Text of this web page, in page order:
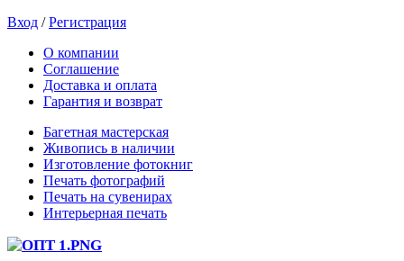
Вход /Регистрация
О компании
Соглашение
Доставка и оплата
Гарантия и возврат
Багетная мастерская
Живопись в наличии
Изготовление фотокниг
Печать фотографий
Печать на сувенирах
Интерьерная печать